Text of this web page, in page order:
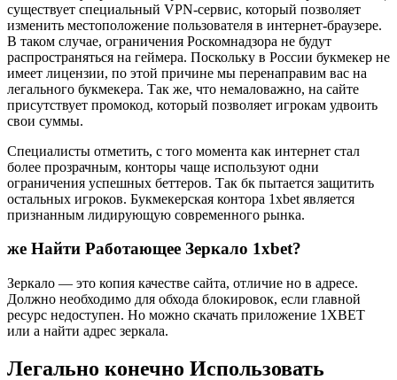
существует специальный VPN-сервис, который позволяет
изменить местоположение пользователя в интернет-браузере.
В таком случае, ограничения Роскомнадзора не будут
распространяться на геймера. Поскольку в России букмекер не
имеет лицензии, по этой причине мы перенаправим вас на
легального букмекера. Так же, что немаловажно, на сайте
присутствует промокод, который позволяет игрокам удвоить
свои суммы.
Специалисты отметить, с того момента как интернет стал
более прозрачным, конторы чаще используют одни
ограничения успешных беттеров. Так бк пытается защитить
остальных игроков. Букмекерская контора 1xbet является
признанным лидирующую современного рынка.
же Найти Работающее Зеркало 1xbet?
Зеркало — это копия качестве сайта, отличие но в адресе.
Должно необходимо для обхода блокировок, если главной
ресурс недоступен. Но можно скачать приложение 1XBET
или а найти адрес зеркала.
Легально конечно Использовать